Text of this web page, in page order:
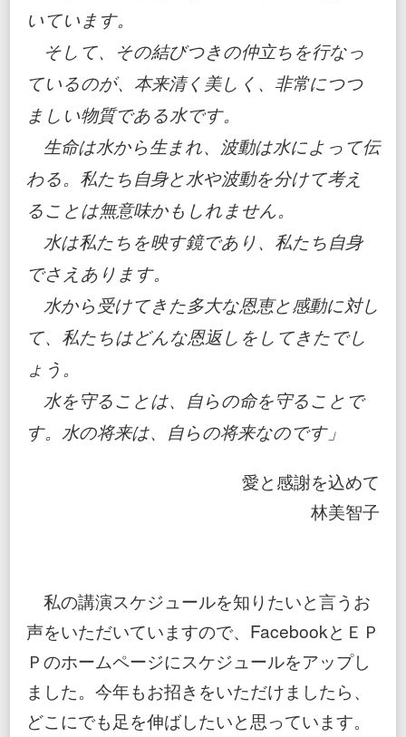
いています。
そして、その結びつきの仲立ちを行なっ
ているのが、本来清く美しく、非常につつ
ましい物質である水です。
生命は水から生まれ、波動は水によって伝
わる。私たち自身と水や波動を分けて考え
ることは無意味かもしれません。
水は私たちを映す鏡であり、私たち自身
でさえあります。
水から受けてきた多大な恩恵と感動に対し
て、私たちはどんな恩返しをしてきたでし
ょう。
水を守ることは、自らの命を守ることで
す。水の将来は、自らの将来なのです」
愛と感謝を込めて
林美智子
私の講演スケジュールを知りたいと言うお
声をいただいていますので、FacebookとＥＰ
Ｐのホームページにスケジュールをアップし
ました。今年もお招きをいただけましたら、
どこにでも足を伸ばしたいと思っています。